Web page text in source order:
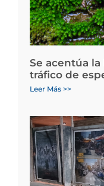
Se acentúa
tráfico de
Leer Más >>